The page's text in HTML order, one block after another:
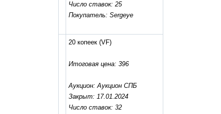
Число ставок: 25
Покупатель: Sergeye
20 копеек (VF)
Итоговая цена: 396
Аукцион: Аукцион СПБ
Закрыт: 17.01.2024
Число ставок: 32